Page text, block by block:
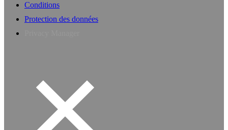
Conditions
Protection des données